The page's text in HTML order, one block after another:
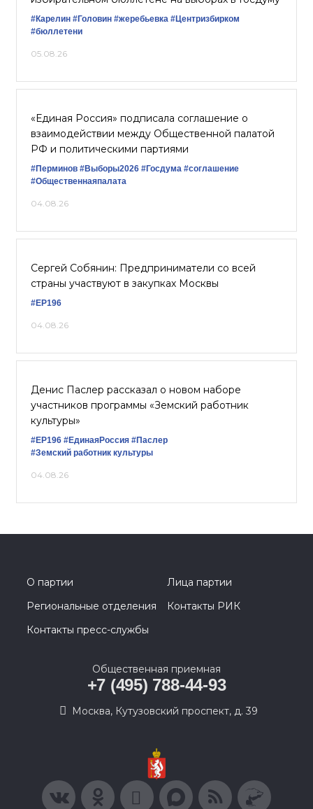
#Карелин #Головин #жеребьевка #Центризбирком
#бюллетени
05.08.26
«Единая Россия» подписала соглашение о
взаимодействии между Общественной палатой
РФ и политическими партиями
#Перминов #Выборы2026 #Госдума #соглашение
#Общественнаяпалата
04.08.26
Сергей Собянин: Предприниматели со всей
страны участвуют в закупках Москвы
#ЕР196
04.08.26
Денис Паслер рассказал о новом наборе
участников программы «Земский работник
культуры»
#ЕР196 #ЕдинаяРоссия #Паслер
#Земский работник культуры
04.08.26
О партии
Лица партии
Региональные отделения
Контакты РИК
Контакты пресс-службы
Общественная приемная
+7 (495) 788-44-93
Москва, Кутузовский проспект, д. 39